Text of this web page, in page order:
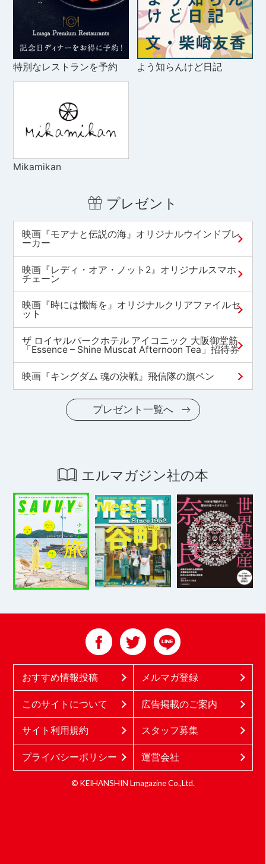
特別なレストランを予約 よう知らんけど日記
Mikamikan
プレゼント
映画『モアナと伝説の海』オリジナルウインドブレ
ーカー
映画『レディ・オア・ノット2』オリジナルスマホ
チェーン
映画『時には懺悔を』オリジナルクリアファイルセ
ット
ザ ロイヤルパークホテル アイコニック 大阪御堂筋
「Essence – Shine Muscat Afternoon Tea」招待券
映画『キングダム 魂の決戦』飛信隊の旗ペン
プレゼント一覧へ
エルマガジン社の本
おすすめ情報投稿 メルマガ登録
このサイトについて 広告掲載のご案内
サイト利用規約 スタッフ募集
プライバシーポリシー 運営会社
© KEIHANSHIN Lmagazine Co.,Ltd.